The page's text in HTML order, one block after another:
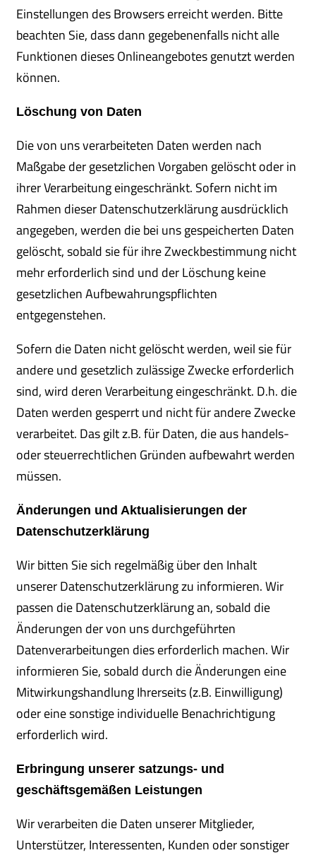
Einstellungen des Browsers erreicht werden. Bitte
beachten Sie, dass dann gegebenenfalls nicht alle
Funktionen dieses Onlineangebotes genutzt werden
können.
Löschung von Daten
Die von uns verarbeiteten Daten werden nach
Maßgabe der gesetzlichen Vorgaben gelöscht oder in
ihrer Verarbeitung eingeschränkt. Sofern nicht im
Rahmen dieser Datenschutzerklärung ausdrücklich
angegeben, werden die bei uns gespeicherten Daten
gelöscht, sobald sie für ihre Zweckbestimmung nicht
mehr erforderlich sind und der Löschung keine
gesetzlichen Aufbewahrungspflichten
entgegenstehen.
Sofern die Daten nicht gelöscht werden, weil sie für
andere und gesetzlich zulässige Zwecke erforderlich
sind, wird deren Verarbeitung eingeschränkt. D.h. die
Daten werden gesperrt und nicht für andere Zwecke
verarbeitet. Das gilt z.B. für Daten, die aus handels-
oder steuerrechtlichen Gründen aufbewahrt werden
müssen.
Änderungen und Aktualisierungen der
Datenschutzerklärung
Wir bitten Sie sich regelmäßig über den Inhalt
unserer Datenschutzerklärung zu informieren. Wir
passen die Datenschutzerklärung an, sobald die
Änderungen der von uns durchgeführten
Datenverarbeitungen dies erforderlich machen. Wir
informieren Sie, sobald durch die Änderungen eine
Mitwirkungshandlung Ihrerseits (z.B. Einwilligung)
oder eine sonstige individuelle Benachrichtigung
erforderlich wird.
Erbringung unserer satzungs- und
geschäftsgemäßen Leistungen
Wir verarbeiten die Daten unserer Mitglieder,
Unterstützer, Interessenten, Kunden oder sonstiger